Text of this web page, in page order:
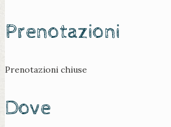
Prenotazioni
Prenotazioni chiuse
Dove